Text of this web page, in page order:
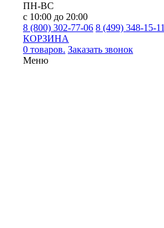
ПН-ВС
с 10:00 до 20:00
8 (800) 302-77-06 8 (499) 348-15-11
КОРЗИНА
0 товаров. Заказать звонок
Меню